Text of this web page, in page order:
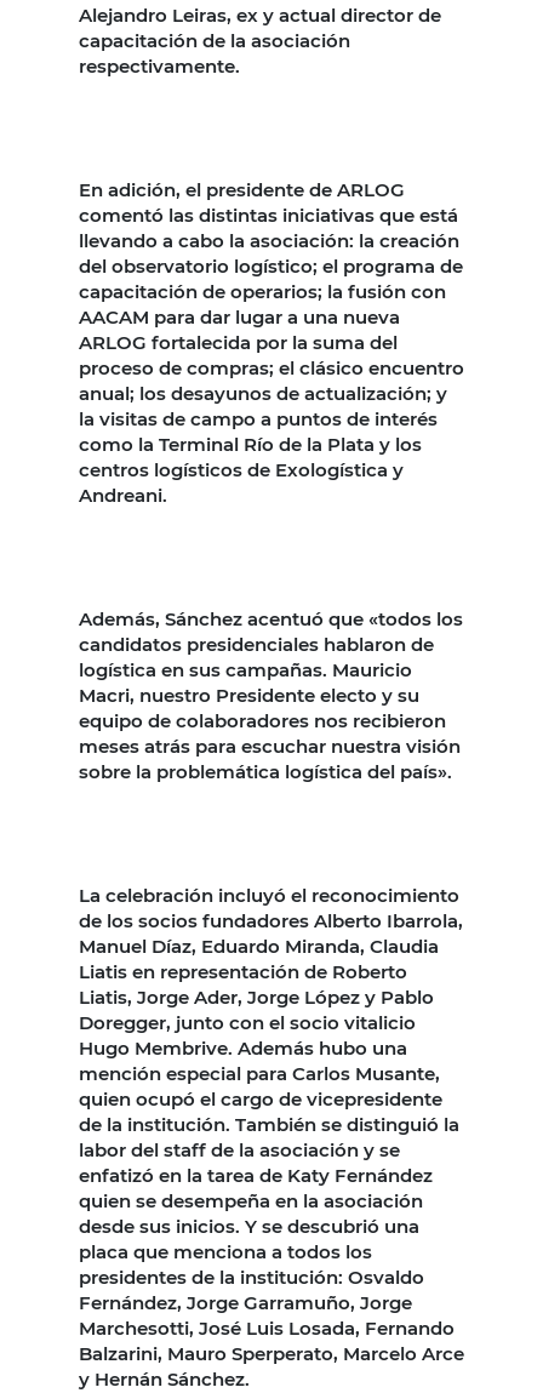
Alejandro Leiras, ex y actual director de
capacitación de la asociación
respectivamente.
En adición, el presidente de ARLOG
comentó las distintas iniciativas que está
llevando a cabo la asociación: la creación
del observatorio logístico; el programa de
capacitación de operarios; la fusión con
AACAM para dar lugar a una nueva
ARLOG fortalecida por la suma del
proceso de compras; el clásico encuentro
anual; los desayunos de actualización; y
la visitas de campo a puntos de interés
como la Terminal Río de la Plata y los
centros logísticos de Exologística y
Andreani.
Además, Sánchez acentuó que «todos los
candidatos presidenciales hablaron de
logística en sus campañas. Mauricio
Macri, nuestro Presidente electo y su
equipo de colaboradores nos recibieron
meses atrás para escuchar nuestra visión
sobre la problemática logística del país».
La celebración incluyó el reconocimiento
de los socios fundadores Alberto Ibarrola,
Manuel Díaz, Eduardo Miranda, Claudia
Liatis en representación de Roberto
Liatis, Jorge Ader, Jorge López y Pablo
Doregger, junto con el socio vitalicio
Hugo Membrive. Además hubo una
mención especial para Carlos Musante,
quien ocupó el cargo de vicepresidente
de la institución. También se distinguió la
labor del staff de la asociación y se
enfatizó en la tarea de Katy Fernández
quien se desempeña en la asociación
desde sus inicios. Y se descubrió una
placa que menciona a todos los
presidentes de la institución: Osvaldo
Fernández, Jorge Garramuño, Jorge
Marchesotti, José Luis Losada, Fernando
Balzarini, Mauro Sperperato, Marcelo Arce
y Hernán Sánchez.